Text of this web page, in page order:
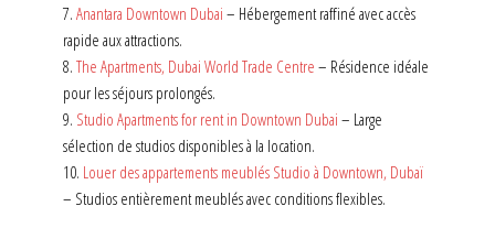
7. Anantara Downtown Dubai – Hébergement raffiné avec accès
rapide aux attractions.
8. The Apartments, Dubai World Trade Centre – Résidence idéale
pour les séjours prolongés.
9. Studio Apartments for rent in Downtown Dubai – Large
sélection de studios disponibles à la location.
10. Louer des appartements meublés Studio à Downtown, Dubaï
– Studios entièrement meublés avec conditions flexibles.